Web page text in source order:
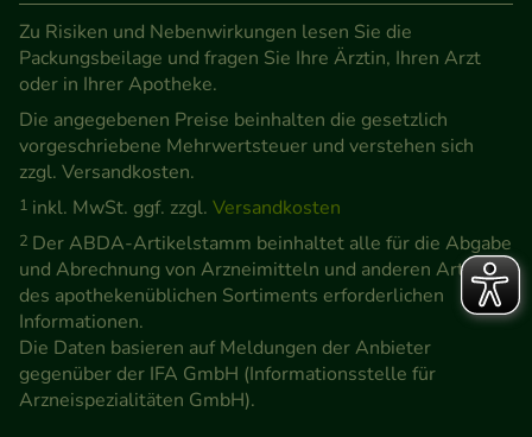
Zu Risiken und Nebenwirkungen lesen Sie die
Packungsbeilage und fragen Sie Ihre Ärztin, Ihren Arzt
oder in Ihrer Apotheke.
Die angegebenen Preise beinhalten die gesetzlich
vorgeschriebene Mehrwertsteuer und verstehen sich
zzgl. Versandkosten.
1 inkl. MwSt. ggf. zzgl. Versandkosten
2 Der ABDA-Artikelstamm beinhaltet alle für die Abgabe
und Abrechnung von Arzneimitteln und anderen Artikeln
des apothekenüblichen Sortiments erforderlichen
Informationen.
Die Daten basieren auf Meldungen der Anbieter
gegenüber der IFA GmbH (Informationsstelle für
Arzneispezialitäten GmbH).